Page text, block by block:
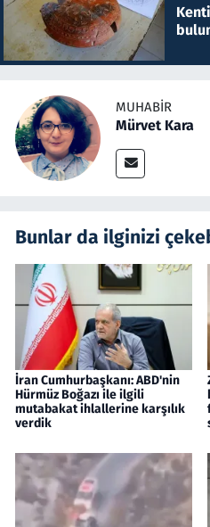
MUHABIR
Mürvet Kara
Bunlar da ilginizi
İran Cumhurbaşkanı: ABD'nin
Hürmüz Boğazı ile ilgili
mutabakat ihlallerine karşılık
verdik